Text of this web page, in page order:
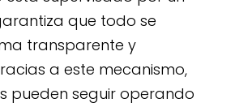
que todo se
transparente y
a este mecanismo,
pueden seguir operando